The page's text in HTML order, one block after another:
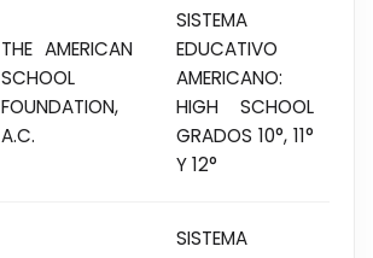
THE AMERICAN
SCHOOL
FOUNDATION,
A.C.
SISTEMA
EDUCATIVO
AMERICANO:
HIGH SCHOOL
GRADOS 10°, 11°
Y 12°
SISTEMA